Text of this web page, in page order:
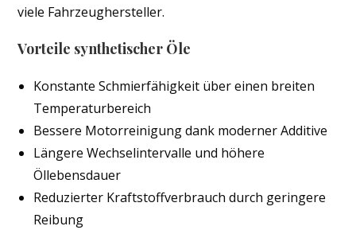
viele Fahrzeughersteller.
Vorteile synthetischer Öle
Konstante Schmierfähigkeit über einen breiten
Temperaturbereich
Bessere Motorreinigung dank moderner Additive
Längere Wechselintervalle und höhere
Öllebensdauer
Reduzierter Kraftstoffverbrauch durch geringere
Reibung